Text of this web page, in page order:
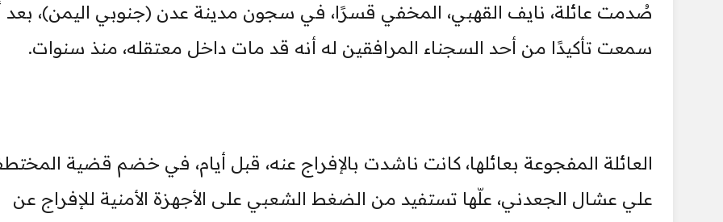
صُدمت عائلة، نايف القهبي، المخفي قسرًا، في سجون مدينة عدن (جنوبي اليمن)، بعد
سمعت تأكيدًا من أحد السجناء المرافقين له أنه قد مات داخل معتقله، منذ سنوات.
العائلة المفجوعة بعائلها، كانت ناشدت بالإفراج عنه، قبل أيام، في خضم قضية
علي عشال الجعدني، علّها تستفيد من الضغط الشعبي على الأجهزة الأمنية للإفراج عن